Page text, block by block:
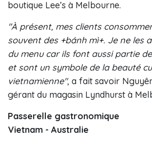
boutique Lee’s à Melbourne.
"À présent, mes clients
souvent des +bánh mì+. Je ne les
du menu car ils font aussi partie
et sont un symbole de la beauté
vietnamienne", a fait savoir
gérant du magasin Lyndhurst à
Passerelle gastronomique
Vietnam - Australie